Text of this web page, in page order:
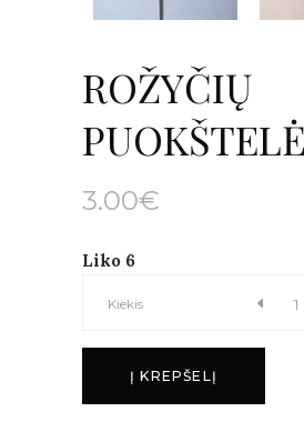
ROŽYČIŲ
PUOKŠTELĖ
3.00€
Liko 6
ROŽYČIŲ
Kiekis
Į KREPŠELĮ